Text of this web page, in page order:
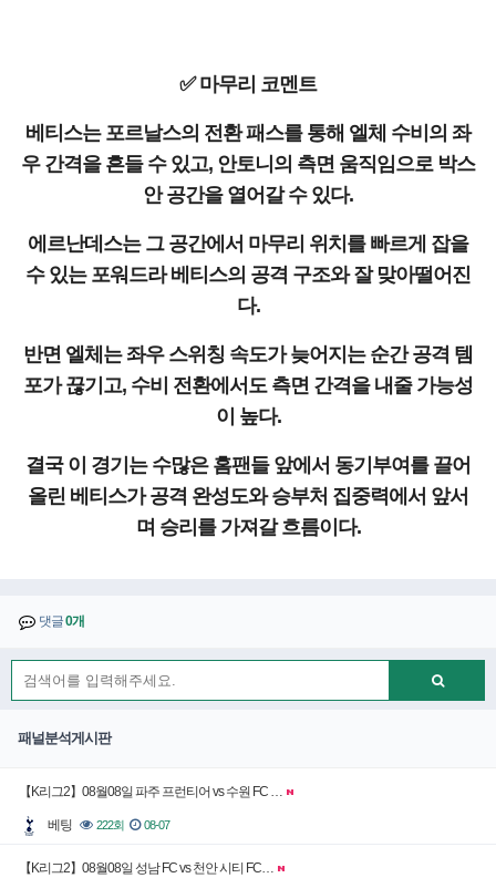
✅ 마무리 코멘트
베티스는 포르날스의 전환 패스를 통해 엘체 수비의 좌
우 간격을 흔들 수 있고, 안토니의 측면 움직임으로 박스
안 공간을 열어갈 수 있다.
에르난데스는 그 공간에서 마무리 위치를 빠르게 잡을
수 있는 포워드라 베티스의 공격 구조와 잘 맞아떨어진
다.
반면 엘체는 좌우 스위칭 속도가 늦어지는 순간 공격 템
포가 끊기고, 수비 전환에서도 측면 간격을 내줄 가능성
이 높다.
결국 이 경기는 수많은 홈팬들 앞에서 동기부여를 끌어
올린 베티스가 공격 완성도와 승부처 집중력에서 앞서
며 승리를 가져갈 흐름이다.
댓글0개
패널분석게시판
【K리그2】08월08일 파주 프런티어 vs 수원 FC …
베팅 222회 08-07
【K리그2】08월08일 성남 FC vs 천안 시티 FC…